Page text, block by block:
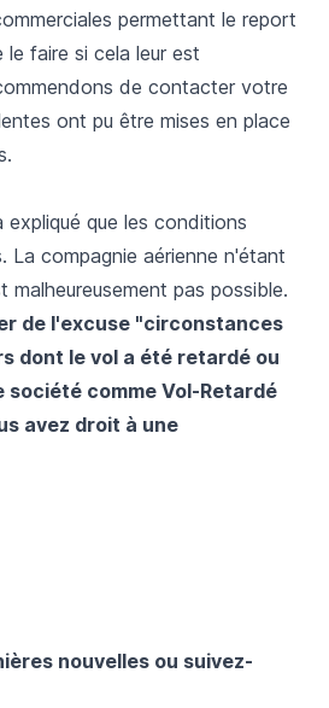
permettant le report
faire si cela leur est
de contacter votre
ont pu être mises en place
que les conditions
La compagnie aérienne n'étant
pas possible.
de l'excuse "circonstances
dont le vol a été retardé ou
société comme Vol-Retardé
avez droit à une
nouvelles ou suivez-